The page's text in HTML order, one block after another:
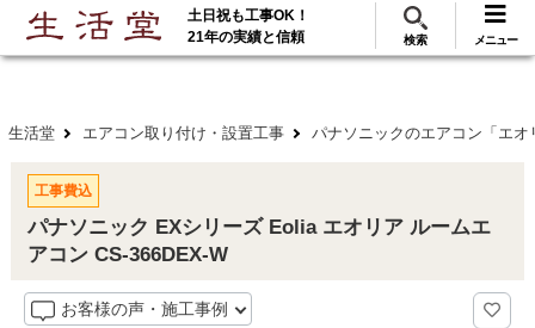
ご利用 288万･工事実績117万件! 無料見積
土日祝も工事OK！
21年の実績と信頼
検索 メニュー
生活堂 エアコン取り付け・設置工事 パナソニックのエアコン「エオ
工事費込
パナソニック EXシリーズ Eolia エオリア ルームエ
アコン CS-366DEX-W
お客様の声・施工事例